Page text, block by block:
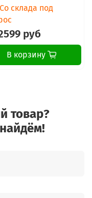
Со склада под
руб
В корзину
товар?